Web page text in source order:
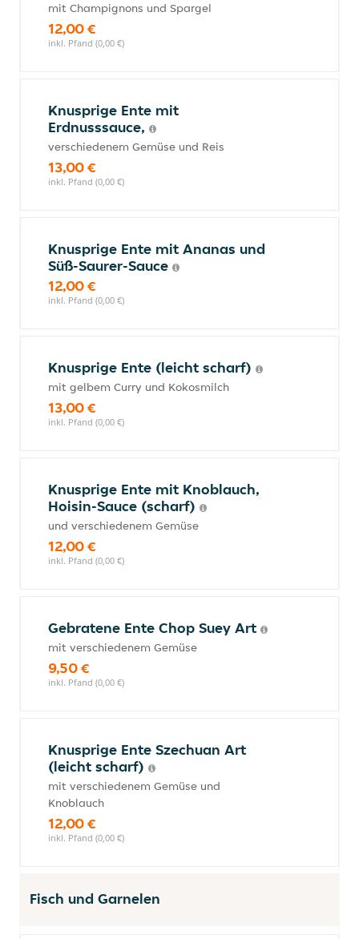
mit Champignons und Spargel
12,00 €
inkl. Pfand (0,00 €)
Knusprige Ente mit
Erdnusssauce,
verschiedenem Gemüse und Reis
13,00 €
inkl. Pfand (0,00 €)
Knusprige Ente mit Ananas und
Süß-Saurer-Sauce
12,00 €
inkl. Pfand (0,00 €)
Knusprige Ente (leicht scharf)
mit gelbem Curry und Kokosmilch
13,00 €
inkl. Pfand (0,00 €)
Knusprige Ente mit Knoblauch,
Hoisin-Sauce (scharf)
und verschiedenem Gemüse
12,00 €
inkl. Pfand (0,00 €)
Gebratene Ente Chop Suey Art
mit verschiedenem Gemüse
9,50 €
inkl. Pfand (0,00 €)
Knusprige Ente Szechuan Art
(leicht scharf)
mit verschiedenem Gemüse und
Knoblauch
12,00 €
inkl. Pfand (0,00 €)
Fisch und Garnelen